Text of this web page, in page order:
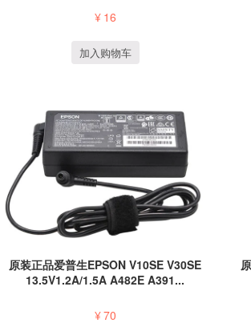
¥ 16
加入购物车
原装正品爱普生EPSON V10SE V30SE
13.5V1.2A/1.5A A482E A391...
¥70